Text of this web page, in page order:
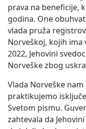
prava na beneficije,
godina. One
vlada pruža
Norveškoj, kojih ima
2022, Jehovini
Norveške zbog
Vlada Norveške
praktikujemo
Svetom pismu.
zahtevala da